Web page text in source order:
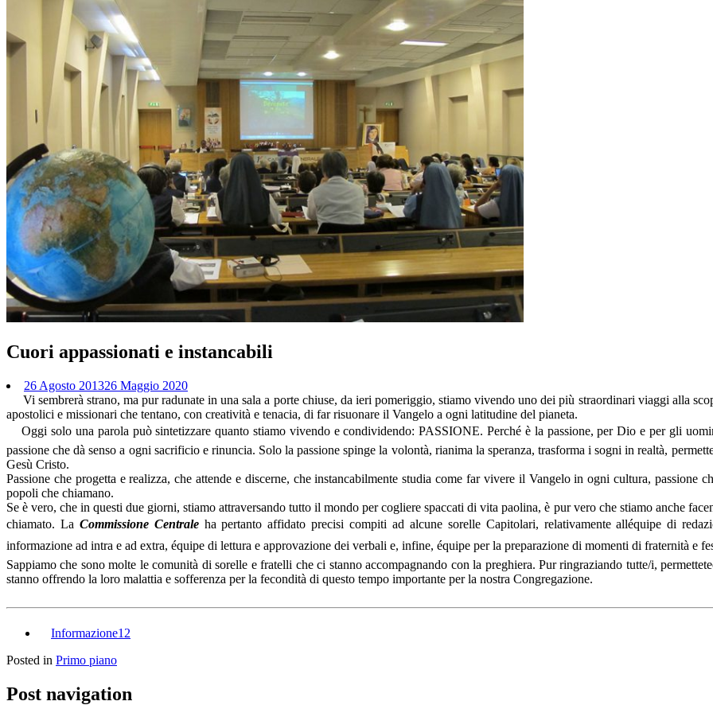
Cuori appassionati e instancabili
26 Agosto 201326 Maggio 2020
Vi sembrerà strano, ma pur radunate in una sala a porte chiuse, da ieri pomeriggio, stiamo vivendo uno dei più straordinari viaggi alla
apostolici e missionari che tentano, con creatività e tenacia, di far risuonare il Vangelo a ogni latitudine del pianeta.
Oggi solo una parola può sintetizzare quanto stiamo vivendo e condividendo: PASSIONE. Perché è la passione, per Dio e per gli
passione che dà senso a ogni sacrificio e rinuncia. Solo la passione spinge la volontà, rianima la speranza, trasforma i sogni in realtà,
Gesù Cristo.
Passione che progetta e realizza, che attende e discerne, che instancabilmente studia come far vivere il Vangelo in ogni cultura, passione
popoli che chiamano.
Se è vero, che in questi due giorni, stiamo attraversando tutto il mondo per cogliere spaccati di vita paolina, è pur vero che stiamo anche
chiamato. La Commissione Centrale ha pertanto affidato precisi compiti ad alcune sorelle Capitolari, relativamente alléquipe di
informazione ad intra e ad extra, équipe di lettura e approvazione dei verbali e, infine, équipe per la preparazione di momenti di fraternità e
Sappiamo che sono molte le comunità di sorelle e fratelli che ci stanno accompagnando con la preghiera. Pur ringraziando tutte/i,
stanno offrendo la loro malattia e sofferenza per la fecondità di questo tempo importante per la nostra Congregazione.
Informazione12
Posted in Primo piano
Post navigation